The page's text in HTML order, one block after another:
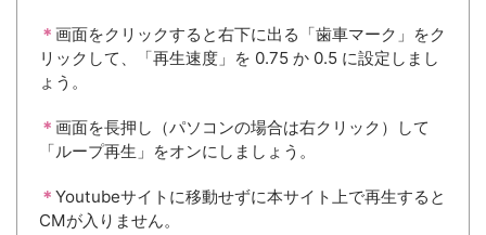
＊ 画面をクリックすると右下に出る「歯車マーク」をク
リックして、「再生速度」を 0.75 か 0.5 に設定しまし
ょう。
＊ 画面を長押し（パソコンの場合は右クリック）して
「ループ再生」をオンにしましょう。
＊ Youtubeサイトに移動せずに本サイト上で再生すると
CMが入りません。